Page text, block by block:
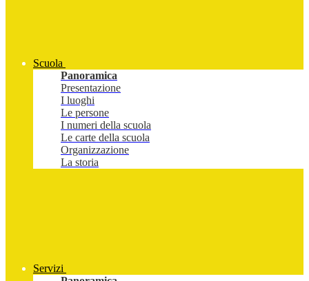
Scuola
Panoramica
Presentazione
I luoghi
Le persone
I numeri della scuola
Le carte della scuola
Organizzazione
La storia
Servizi